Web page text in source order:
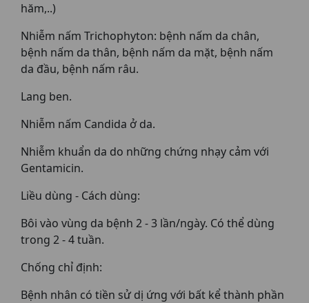
hăm,..)
Nhiễm nấm Trichophyton: bệnh nấm da chân,
bệnh nấm da thân, bệnh nấm da mặt, bệnh nấm
da đầu, bệnh nấm râu.
Lang ben.
Nhiễm nấm Candida ở da.
Nhiễm khuẩn da do những chứng nhạy cảm với
Gentamicin.
Liều dùng - Cách dùng:
Bôi vào vùng da bệnh 2 - 3 lần/ngày. Có thể dùng
trong 2 - 4 tuần.
Chống chỉ định:
Bệnh nhân có tiền sử dị ứng với bất kể thành phần